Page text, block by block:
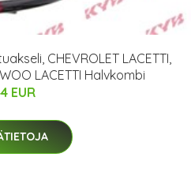
CHEVROLET LACETTI,
LACETTI Halvkombi
EUR